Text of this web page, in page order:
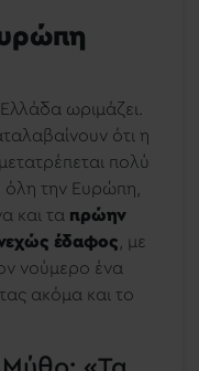
ωριμάζει.
ότι η
πολύ
την Ευρώπη,
και τα πρώην
έδαφος , με
νούμερο ένα
ακόμα και το